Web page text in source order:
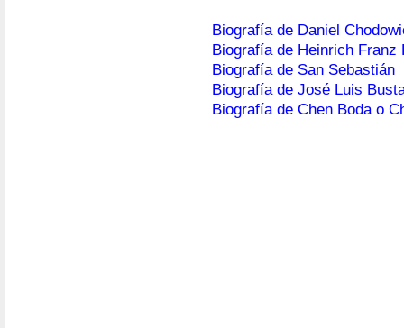
Biografía de Daniel
Biografía de Heinrich Franz
Biografía de San Sebastián
Biografía de José Luis
Biografía de Chen Boda o